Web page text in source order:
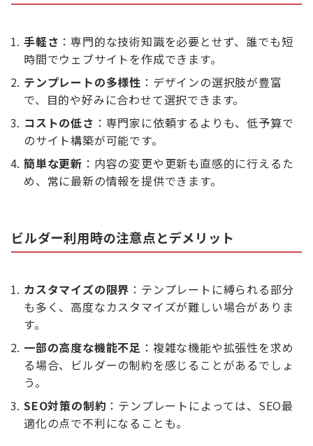
手軽さ ：専門的な技術知識を必要とせず、誰でも短
時間でウェブサイトを作成できます。
テンプレートの多様性 ：デザインの選択肢が豊富
で、目的や好みに合わせて選択できます。
コストの低さ ：専門家に依頼するよりも、低予算で
のサイト構築が可能です。
簡単な更新 ：内容の変更や更新も直感的に行えるた
め、常に最新の情報を提供できます。
ビルダー利用時の注意点とデメリット
カスタマイズの限界 ：テンプレートに縛られる部分
も多く、高度なカスタマイズが難しい場合がありま
す。
一部の高度な機能不足 ：複雑な機能や拡張性を求め
る場合、ビルダーの制約を感じることがあるでしょ
う。
SEO対策の制約 ：テンプレートによっては、SEO最
適化の点で不利になることも。